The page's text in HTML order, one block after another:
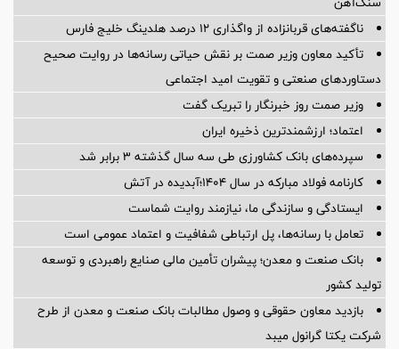
ناگفته‌های قربانزاده از واگذاری ۱۲ درصد هلدینگ خلیج فارس
تأکید معاون وزیر صمت بر نقش حیاتی رسانه‌ها در روایت صحیح
دستاوردهای صنعتی و تقویت امید اجتماعی
وزیر صمت روز خبرنگار را تبریک گفت
اعتماد؛ ارزشمندترین ذخیره ایران
سپرده‌های بانک کشاورزی طی سه سال گذشته ۳ برابر شد
کارنامه فولاد مبارکه در سال ۱۴۰۴؛آبدیده در آتش
ایستادگی و سازندگی ما، نیازمند روایت شماست
تعامل با رسانه‌ها، پل ارتباطی شفافیت و اعتماد عمومی است
بانک صنعت و معدن؛ پیشران تأمین مالی صنایع راهبردی و توسعه
تولید کشور
بازدید معاون حقوقی و وصول مطالبات بانک صنعت و معدن از طرح
شرکت یکتا گرانول میبد